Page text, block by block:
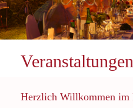
Veranstaltungen
Herzlich Willkommen im